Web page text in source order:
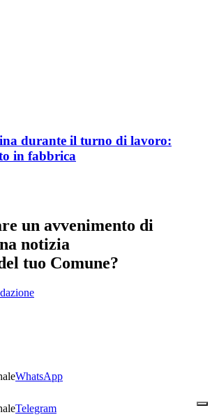
durante il turno di lavoro:
in fabbrica
un avvenimento di
notizia
tuo Comune?
WhatsApp
Telegram